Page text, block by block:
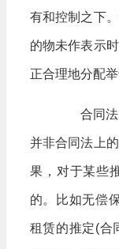
有和控制之下
的物未作表示
正合理地分配
合同法上
并非合同法上
果，对于某些
的。比如无偿
租赁的推定(合